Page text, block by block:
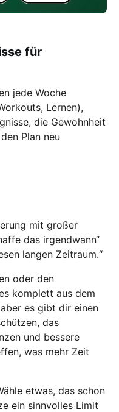
für
jede Woche
Lernen),
die Gewohnheit
Plan neu
mit großer
das irgendwann“
langen Zeitraum.“
oder den
komplett aus dem
es gibt dir einen
das
und bessere
was mehr Zeit
etwas, das schon
ein sinnvolles Limit